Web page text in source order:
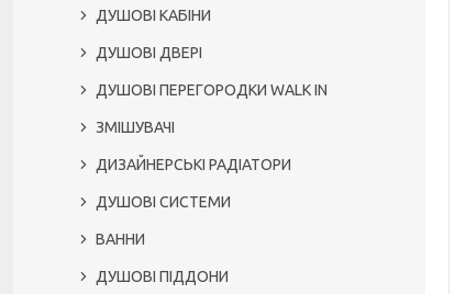
ДУШОВІ КАБІНИ
ДУШОВІ ДВЕРІ
ДУШОВІ ПЕРЕГОРОДКИ WALK IN
ЗМІШУВАЧІ
ДИЗАЙНЕРСЬКІ РАДІАТОРИ
ДУШОВІ СИСТЕМИ
ВАННИ
ДУШОВІ ПІДДОНИ